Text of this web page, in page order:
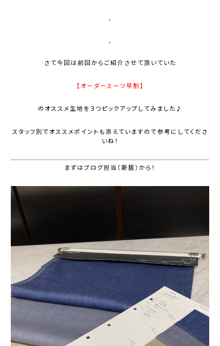
,
さて今回は前回からご紹介させて頂いていた
【オーダースーツ早割】
のオススメ生地を３つピックアップしてみました♪
スタッフ別でオススメポイントも添えていますので参考にしてくださ
いね！
まずはブログ担当（新居）から！